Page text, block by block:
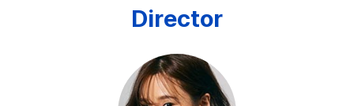
Director